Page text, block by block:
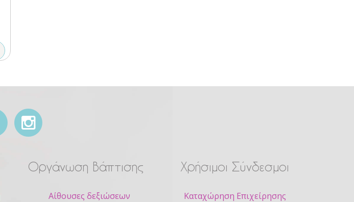
Οργάνωση Βάπτισης
Αίθουσες δεξιώσεων
Χρήσιμοι Σύνδεσμοι
Καταχώρηση Επιχείρησης